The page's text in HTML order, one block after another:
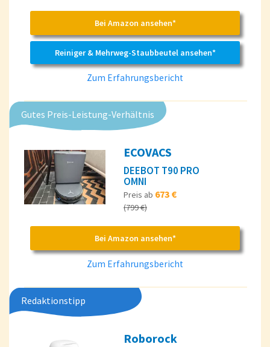
Bei Amazon ansehen*
Reiniger & Mehrweg-Staubbeutel ansehen*
Zum Erfahrungsbericht
Gutes Preis-Leistung-Verhältnis
ECOVACS
DEEBOT T90 PRO
OMNI
Preis ab 673 €
(799 €)
Bei Amazon ansehen*
Zum Erfahrungsbericht
Redaktionstipp
Roborock